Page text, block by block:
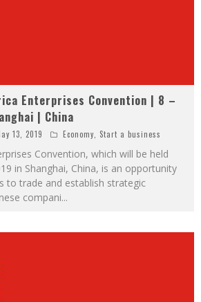
Enterprises Convention | 8 –
| China
13, 2019 Economy Start a business
Convention, which will be held
in Shanghai, China, is an opportunity
to trade and establish strategic
compani...